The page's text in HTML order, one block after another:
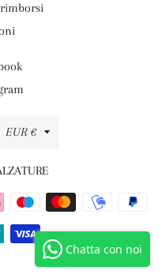
rimborsi
Valuta
EUR €
Chatta con noi